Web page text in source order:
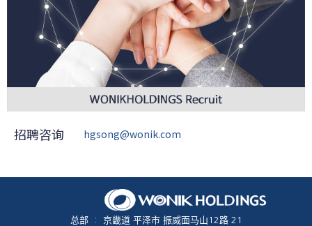
招聘咨询 hgsong@wonik.com
总部 : 京畿道 平泽市 振威面马山12路 21